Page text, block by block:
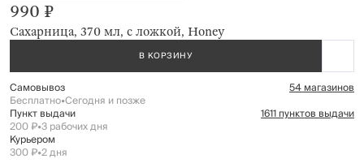
Сахарница, 370 мл, с ложкой, Honey
990 ₽
В КОРЗИНУ
Самовывоз 54 магазинов
Бесплатно•Сегодня и позже
Пункт выдачи 1611 пунктов выдачи
200 ₽•3 рабочих дня
Курьером
300 ₽•2 дня